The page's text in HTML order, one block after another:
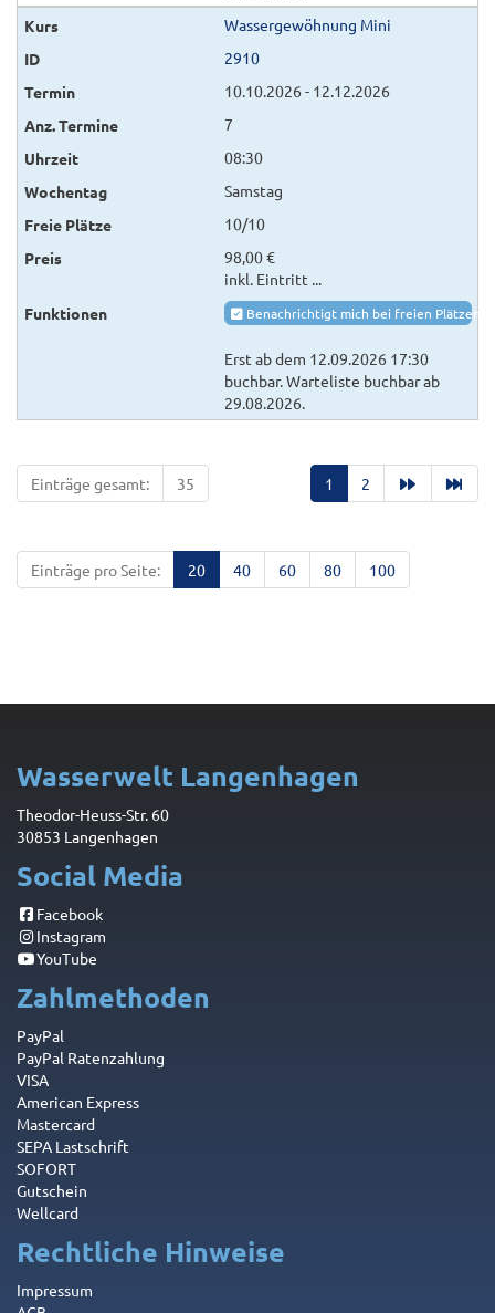
Wassergewöhnung Mini
2910
10.10.2026 - 12.12.2026
7
08:30
Samstag
10/10
98,00 €
inkl. Eintritt ...
Benachrichtigt mich bei freien Plätzen
Erst ab dem 12.09.2026 17:30
buchbar. Warteliste buchbar ab
29.08.2026.
1 2
Einträge gesamt: 35
Einträge pro Seite: 20 40 60 80 100
Wasserwelt Langenhagen
Theodor-Heuss-Str. 60
30853 Langenhagen
Social Media
Facebook
Instagram
YouTube
Zahlmethoden
PayPal
PayPal Ratenzahlung
VISA
American Express
Mastercard
SEPA Lastschrift
SOFORT
Gutschein
Wellcard
Rechtliche Hinweise
Impressum